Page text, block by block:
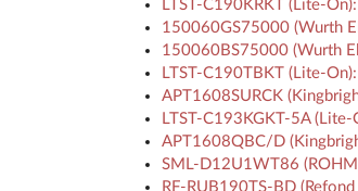
LTST-C190KRKT (Lite-
150060GS75000 (Wurth
150060BS75000 (Wurth
LTST-C190TBKT (Lite-
APT1608SURCK
LTST-C193KGKT-5A
APT1608QBC/D
SML-D12U1WT86
RF-RUB190TS-BD